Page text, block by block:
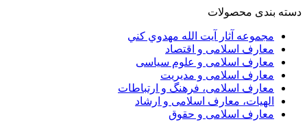
دسته بندی محصولات
مجموعه آثار آيت الله مهدوي كني
معارف اسلامی و اقتصاد
معارف اسلامی و علوم سیاسی
معارف اسلامی و مدیریت
معارف اسلامی، فرهنگ و ارتباطات
الهیات، معارف اسلامی و ارشاد
معارف اسلامی و حقوق